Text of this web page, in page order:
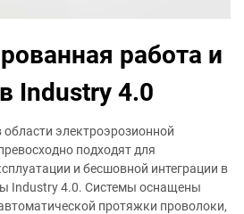
работа и
Industry 4.0
электроэрозионной
подходят для
и бесшовной интеграции в
Industry 4.0. Системы оснащены
протяжки проволоки,